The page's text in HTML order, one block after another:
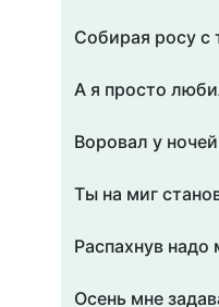
Собирая росу с
А я просто
Воровал у
Ты на миг
Распахнув
Осень мне